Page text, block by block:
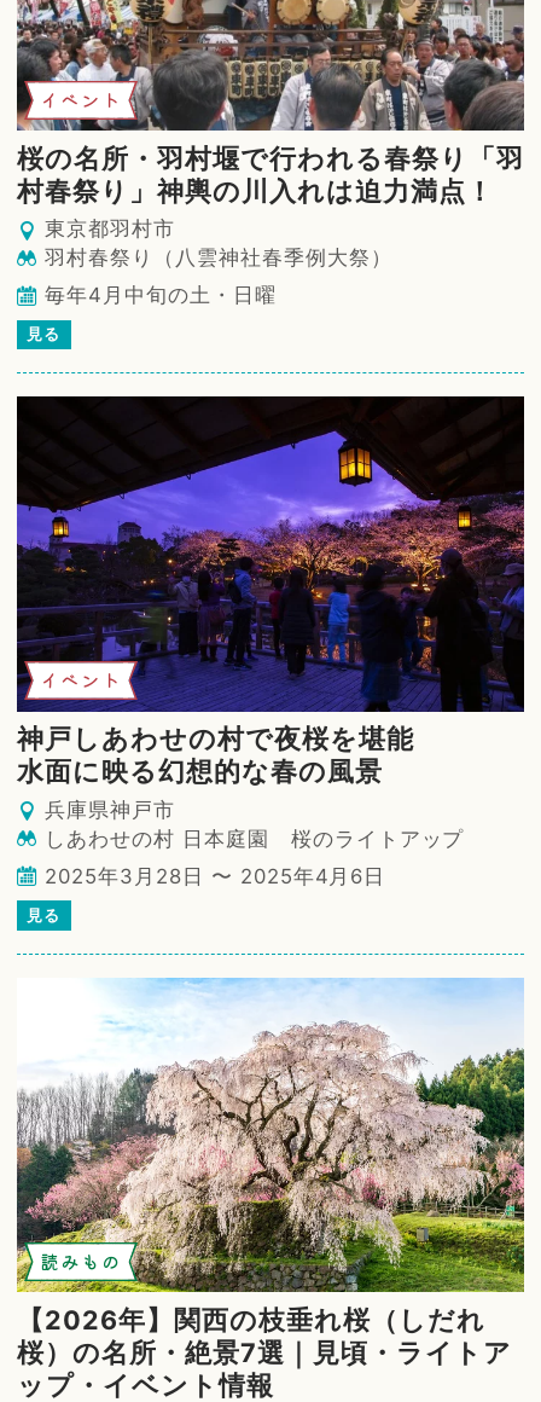
イベント
桜の名所・羽村堰で行われる春祭り「羽
村春祭り」神輿の川入れは迫力満点！
東京都羽村市
羽村春祭り（八雲神社春季例大祭）
毎年4月中旬の土・日曜
見る
イベント
神戸しあわせの村で夜桜を堪能
水面に映る幻想的な春の風景
兵庫県神戸市
しあわせの村 日本庭園 桜のライトアップ
2025年3月28日 〜 2025年4月6日
見る
読みもの
【2026年】関西の枝垂れ桜（しだれ
桜）の名所・絶景7選｜見頃・ライトア
ップ・イベント情報